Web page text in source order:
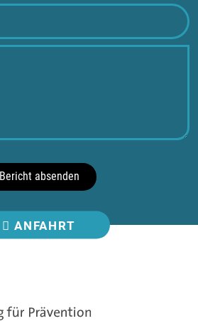
Bericht absenden
ANFAHRT